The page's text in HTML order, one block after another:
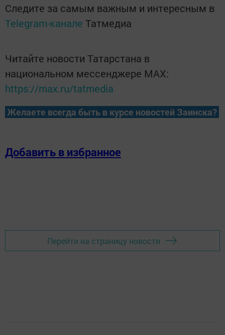
Следите за самым важным и интересным в
Telegram-канале Татмедиа
Читайте новости Татарстана в
национальном мессенджере MАХ:
https://max.ru/tatmedia
Желаете всегда быть в курсе новостей Заинска?
Добавить в избранное
Перейти на страницу новости